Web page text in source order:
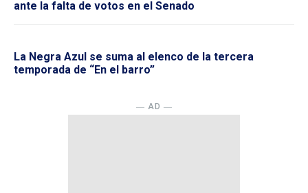
ante la falta de votos en el Senado
La Negra Azul se suma al elenco de la tercera
temporada de “En el barro”
― AD ―